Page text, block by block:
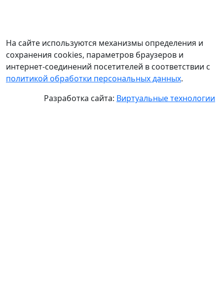
На сайте используются механизмы определения и
сохранения cookies, параметров браузеров и
интернет-соединений посетителей в соответствии с
политикой обработки персональных данных.
Разработка сайта: Виртуальные технологии